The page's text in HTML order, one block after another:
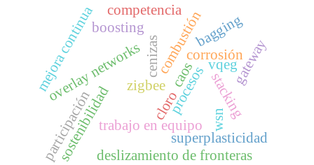
sostenibilidadtrabajo en equipo
combustión
cenizas
cloro
corrosión
wsn
gateway
overlay networkszigbee
superplasticidad
deslizamiento de fronteras
mejora continua procesos
participación
boosting bagging
stacking
vqeg
caos
competencia